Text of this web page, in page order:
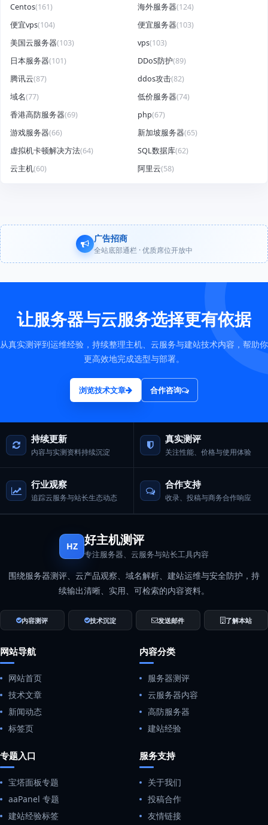
Centos(161) 海外服务器(124)
便宜vps(104) 便宜服务器(103)
美国云服务器(103) vps(103)
日本服务器(101) DDoS防护(89)
腾讯云(87) ddos攻击(82)
域名(77) 低价服务器(74)
香港高防服务器(69) php(67)
游戏服务器(66) 新加坡服务器(65)
虚拟机卡顿解决方法(64) SQL数据库(62)
云主机(60) 阿里云(58)
广告招商
全站底部通栏 · 优质席位开放中
让服务器与云服务选择更有依据
从真实测评到运维经验，持续整理主机、云服务与建站技术内容，帮助你
更高效地完成选型与部署。
浏览技术文章 合作咨询
持续更新
内容与实测资料持续沉淀
真实测评
关注性能、价格与使用体验
行业观察
追踪云服务与站长生态动态
合作支持
收录、投稿与商务合作响应
HZ 好主机测评
专注服务器、云服务与站长工具内容
围绕服务器测评、云产品观察、域名解析、建站运维与安全防护，持
续输出清晰、实用、可检索的内容资料。
内容测评 技术沉淀 发送邮件 了解本站
网站导航
网站首页
技术文章
新闻动态
标签页
内容分类
服务器测评
云服务器内容
高防服务器
建站经验
专题入口
宝塔面板专题
aaPanel 专题
建站经验标签
服务支持
关于我们
投稿合作
友情链接